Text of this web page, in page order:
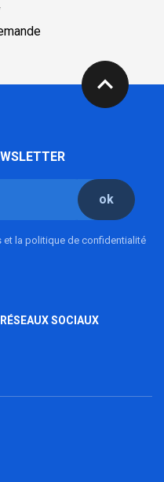
expand_less
ok
la politique de confidentialité
SOCIAUX